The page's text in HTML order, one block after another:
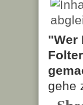
"Wer
gehe